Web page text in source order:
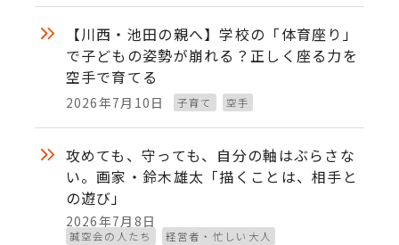
【川西・池田の親へ】学校の「体育座り」
で子どもの姿勢が崩れる？正しく座る力を
空手で育てる
投稿日
2026年7月10日 子育て 空手
攻めても、守っても、自分の軸はぶらさな
い。画家・鈴木雄太「描くことは、相手と
の遊び」
投稿日
2026年7月8日
誠空会の人たち 経営者・忙しい大人